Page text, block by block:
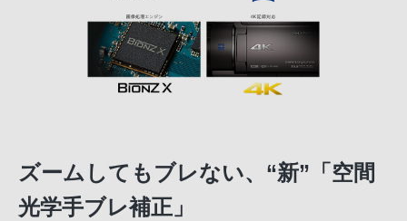
ズームしてもブレない、“新”「空間
光学手ブレ補正」